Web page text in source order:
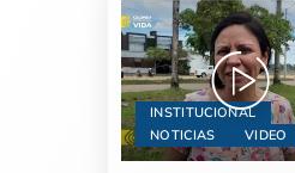
INSTITUCIONAL
NOTICIAS
VIDEO